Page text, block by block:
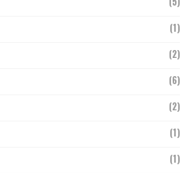
(1)
(2)
(6)
(2)
(1)
(1)